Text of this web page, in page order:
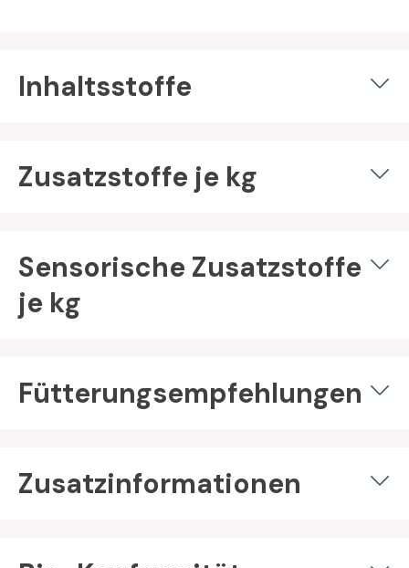
Inhaltsstoffe
Zusatzstoffe je kg
Sensorische Zusatzstoffe
je kg
Fütterungsempfehlungen
Zusatzinformationen